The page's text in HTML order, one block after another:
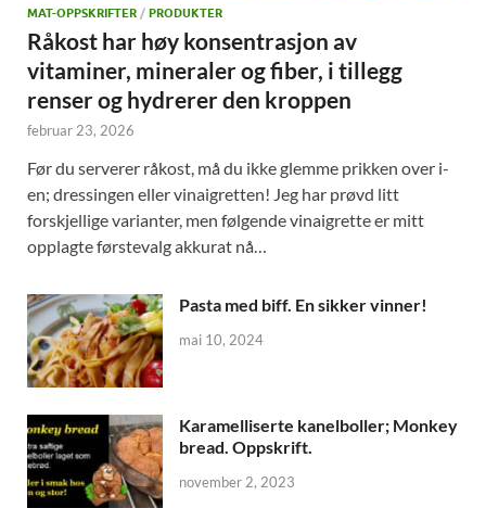
MAT-OPPSKRIFTER / PRODUKTER
Råkost har høy konsentrasjon av
vitaminer, mineraler og fiber, i tillegg
renser og hydrerer den kroppen
februar 23, 2026
Før du serverer råkost, må du ikke glemme prikken over i-
en; dressingen eller vinaigretten! Jeg har prøvd litt
forskjellige varianter, men følgende vinaigrette er mitt
opplagte førstevalg akkurat nå…
Pasta med biff. En sikker vinner!
mai 10, 2024
Karamelliserte kanelboller; Monkey
bread. Oppskrift.
november 2, 2023